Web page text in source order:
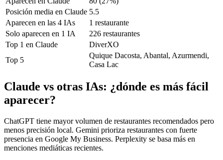
Posición media en Claude 5.5
Aparecen en las 4 IAs
1 restaurante
Solo aparecen en 1 IA
226 restaurantes
Top 1 en Claude
DiverXO
Top 5
Quique Dacosta, Abantal, Azurmendi,
Casa Lac
Claude vs otras IAs: ¿dónde es más fácil
aparecer?
ChatGPT tiene mayor volumen de restaurantes recomendados pero
menos precisión local. Gemini prioriza restaurantes con fuerte
presencia en Google My Business. Perplexity se basa más en
menciones mediáticas recientes.